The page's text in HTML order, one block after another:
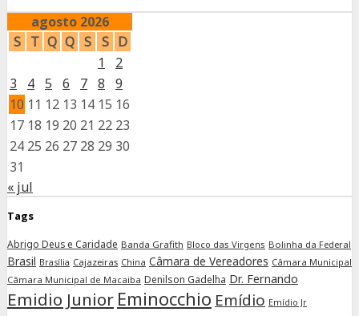
agosto 2026
S
T Q Q S S D
1
2
3
4 5 6 7 8
9
10 11 12 13 14 15 16
17 18 19 20 21 22 23
24 25 26 27 28 29 30
31
« jul
Tags
Abrigo Deus e Caridade Banda Grafith Bloco das Virgens Bolinha da Federal
Brasil Brasília Cajazeiras China Câmara de Vereadores Câmara Municipal
Câmara Municipal de Macaiba Denilson Gadelha Dr. Fernando
Emidio Junior Eminocchio Emídio Emídio Jr